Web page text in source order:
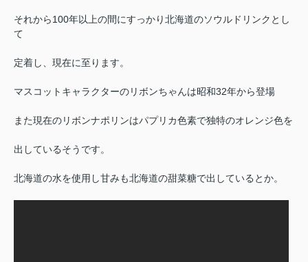
それから100年以上の間にすっかり北海道のソウルドリンクとし
て
定着し、現在に至ります。
マスコットキャラクターのリボンちゃんは昭和32年から登場
また現在のリボンナポリンはパプリカ色素で独特のオレンジ色を
出しているそうです。
北海道の水を使用し甘みも北海道の甜菜糖で出しているとか。